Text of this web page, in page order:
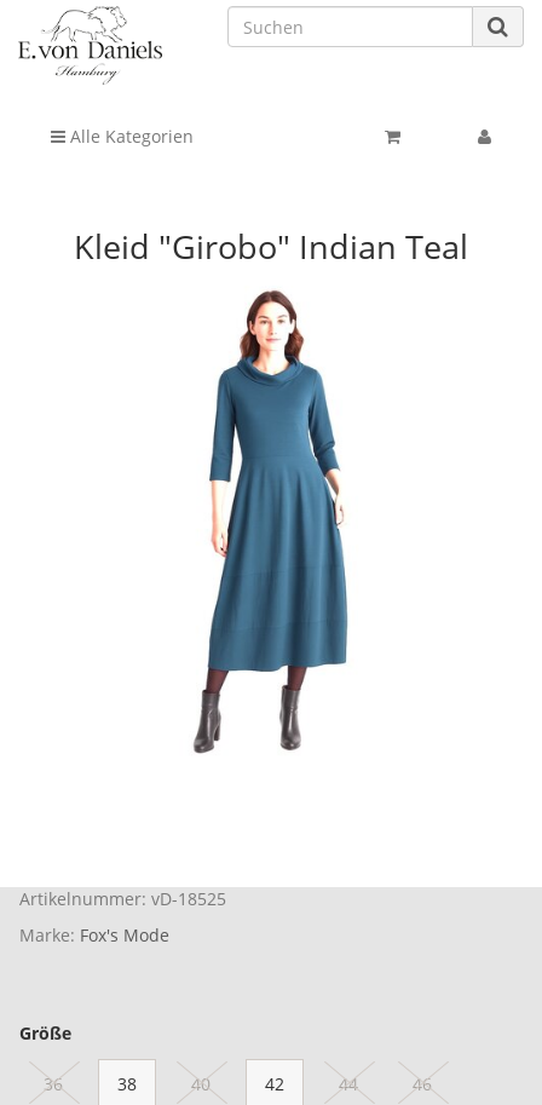
Alle Kategorien
Kleid "Girobo" Indian Teal
Artikelnummer: vD-18525
Marke: Fox's Mode
Größe
36 38 40 42 44 46